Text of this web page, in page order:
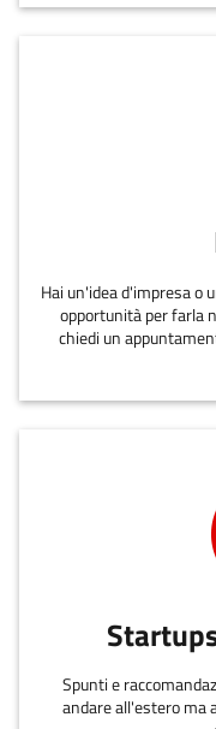
Hai un'idea d'impresa o
opportunità per farla
chiedi un
Spunti e
andare all'estero ma